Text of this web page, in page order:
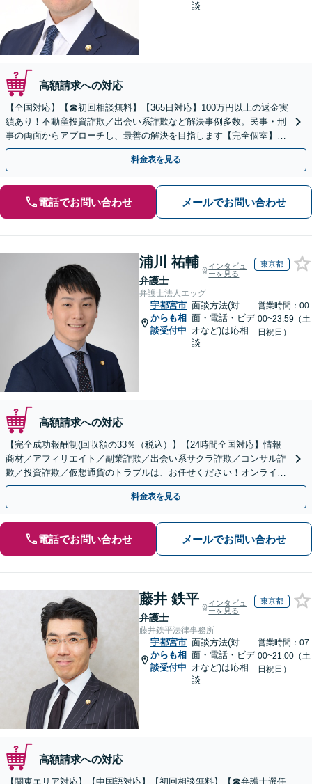
談
高額請求への対応
【全国対応】【☎︎初回相談無料】【365日対応】100万円以上の返金実
績あり！不動産投資詐欺／出会い系詐欺など解決事例多数。民事・刑
事の両面からアプローチし、最善の解決を目指します【完全個室】
【代々木駅3分】
料金表を見る
電話でお問い合わせ メールでお問い合わせ
浦川 祐輔
弁護士
インタビュ
ーを見る
東京都
弁護士法人エッグ
宇都宮市
からも相
談受付中
面談方法(対
面・電話・ビデ
オなど)は応相
談
営業時間：00:
00~23:59（土
日祝日）
高額請求への対応
【完全成功報酬制(回収額の33％（税込）】【24時間全国対応】情報
商材／アフィリエイト／副業詐欺／出会い系サクラ詐欺／コンサル詐
欺／投資詐欺／仮想通貨のトラブルは、お任せください！オンライン
のみで解決も可能！
料金表を見る
電話でお問い合わせ メールでお問い合わせ
藤井 鉄平
弁護士
インタビュ
ーを見る
東京都
藤井鉄平法律事務所
宇都宮市
からも相
談受付中
面談方法(対
面・電話・ビデ
オなど)は応相
談
営業時間：07:
00~21:00（土
日祝日）
高額請求への対応
【関東エリア対応】【中国語対応】【初回相談無料】【☎︎弁護士選任